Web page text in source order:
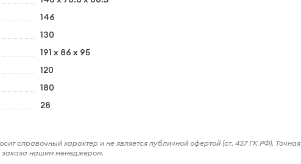
146
130
191 x 86 x 95
120
180
28
справочный характер и не является публичной офертой (ст. 437 ГК РФ). Точная
заказа нашим менеджером.